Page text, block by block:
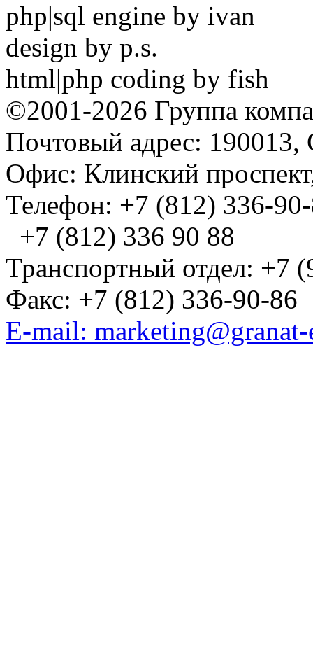
php|sql engine by ivan
design by p.s.
html|php coding by fish
©2001-2026 Группа
Почтовый адрес: 190013,
Офис: Клинский
Телефон: +7 (812) 336-
+7 (812) 336 90 88
Транспортный отдел: +7
Факс: +7 (812) 336-90-86
E-mail: